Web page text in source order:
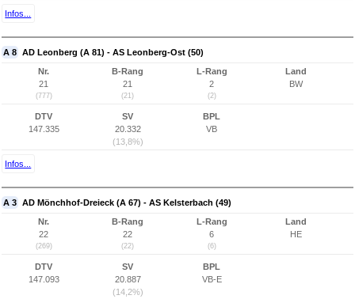
Infos...
A 8 AD Leonberg (A 81) - AS Leonberg-Ost (50)
Nr.
21
(777)
B-Rang
21
(21)
L-Rang
2
(2)
Land
BW
DTV
147.335
SV
20.332
(13,8%)
BPL
VB
Infos...
A 3 AD Mönchhof-Dreieck (A 67) - AS Kelsterbach (49)
Nr.
22
(269)
B-Rang
22
(22)
L-Rang
6
(6)
Land
HE
DTV
147.093
SV
20.887
(14,2%)
BPL
VB-E